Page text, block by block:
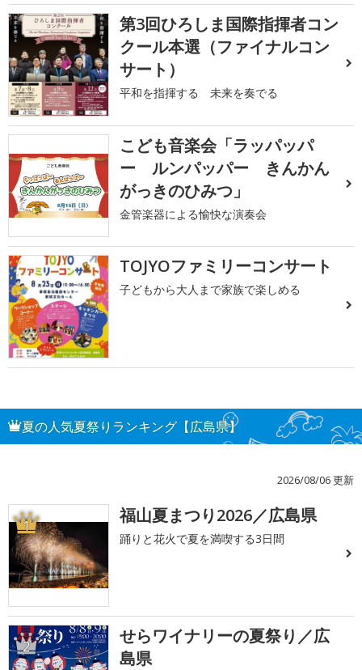
第3回ひろしま国際指揮者コン
クール本選（ファイナルコン
サート）
平和を指揮する 未来を奏でる
こども音楽会「ラッパッパ
ー ルンパッパー きんかん
がっきのひみつ」
金管楽器による愉快な演奏会
TOJYOファミリーコンサート
子どもから大人まで家族で楽しめる
夏の人気夏祭りランキング【広島県】
2026/08/06 更新
1 福山夏まつり2026／広島県
踊りと花火で夏を満喫する3日間
2
せらワイナリーの夏祭り／広
島県